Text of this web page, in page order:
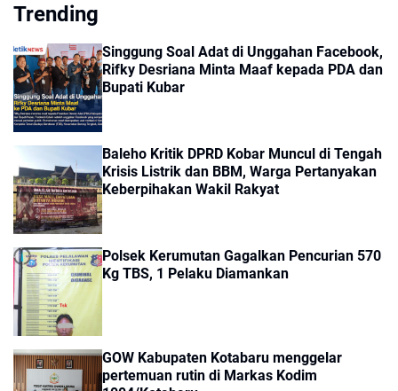
Trending
Singgung Soal Adat di Unggahan Facebook,
Rifky Desriana Minta Maaf kepada PDA dan
Bupati Kubar
Baleho Kritik DPRD Kobar Muncul di Tengah
Krisis Listrik dan BBM, Warga Pertanyakan
Keberpihakan Wakil Rakyat
Polsek Kerumutan Gagalkan Pencurian 570
Kg TBS, 1 Pelaku Diamankan
GOW Kabupaten Kotabaru menggelar
pertemuan rutin di Markas Kodim